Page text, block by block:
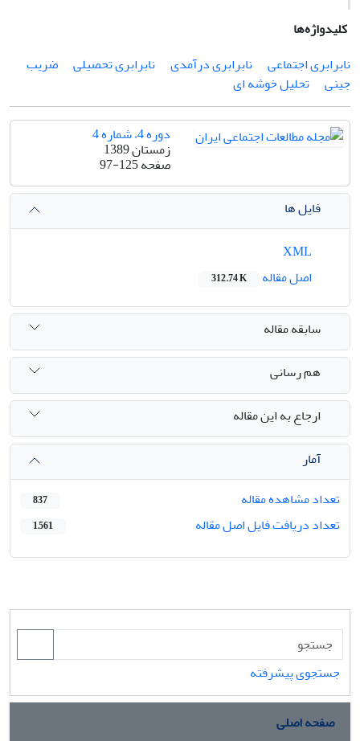
کلیدواژه‌ها
نابرابری اجتماعی
نابرابری درآمدی نابرابری تحصیلی
ضریب
جینی
تحلیل خوشه ای
دوره 4، شماره 4
زمستان 1389
صفحه97-125
فایل ها
اصل مقاله
312.74 K
سابقه مقاله
هم رسانی
ارجاع به این مقاله
آمار
تعداد مشاهده مقاله
837
تعداد دریافت فایل اصل مقاله 1,561
جستجوی پیشرفته
صفحه اصلی